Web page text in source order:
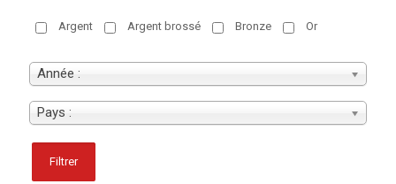
Argent Argent brossé Bronze Or
Année :
Pays :
Filtrer